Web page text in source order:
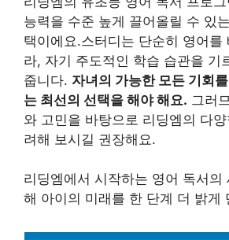
능력을 수준 높게 끌어올릴 수 있
택이에요.스터디는 단순히 영어를
라, 자기 주도적인 학습 습관을 기
줍니다. 자녀의 가능한 모든 기회
는 최선의 선택을 해야 해요. 그러
와 고민을 바탕으로 리딩엠의 다
려해 보시길 권장해요.
리딩엠에서 시작하는 영어 독서의
해 아이의 미래를 한 단계 더 밝게